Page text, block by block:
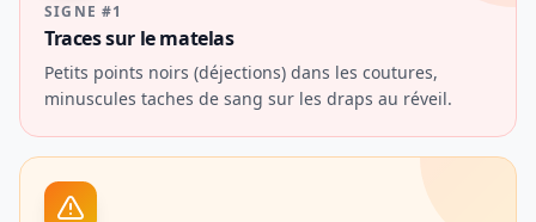
SIGNE #1
Traces sur le matelas
Petits points noirs (déjections) dans les coutures,
minuscules taches de sang sur les draps au réveil.